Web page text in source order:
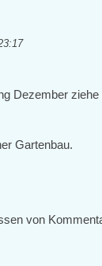
Dezember
Gartenbau.
von